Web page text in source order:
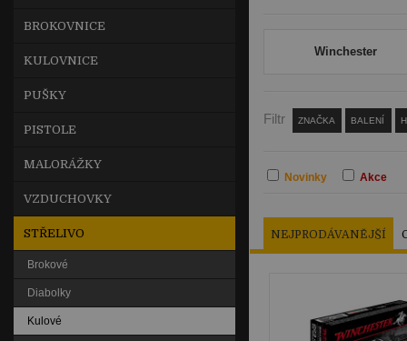
Winchester
Filtr ZNAČKA BALENÍ
Novinky Akce
NEJPRODÁVANĚJŠÍ
BROKOVNICE
KULOVNICE
PUŠKY
PISTOLE
MALORÁŽKY
VZDUCHOVKY
STŘELIVO
Brokové
Diabolky
Kulové